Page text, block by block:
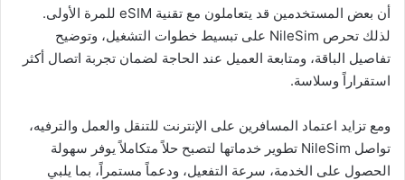
أن بعض المستخدمين قد يتعاملون مع تقنية eSIM للمرة الأولى.
لذلك تحرص NileSim على تبسيط خطوات التشغيل، وتوضيح
تفاصيل الباقة، ومتابعة العميل عند الحاجة لضمان تجربة اتصال أكثر
استقراراً وسلاسة.
ومع تزايد اعتماد المسافرين على الإنترنت للتنقل والعمل والترفيه،
تواصل NileSim تطوير خدماتها لتصبح حلاً متكاملاً يوفر سهولة
الحصول على الخدمة، سرعة التفعيل، ودعماً مستمراً، بما يلبي